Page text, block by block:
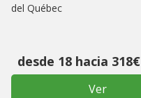
del Québec
desde 18 hacia 318€
Ver